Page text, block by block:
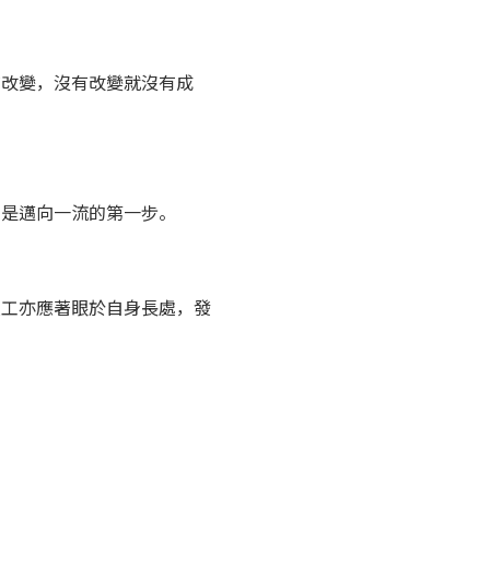
變，沒有改變就沒有成
邁向一流的第一步。
亦應著眼於自身長處，發